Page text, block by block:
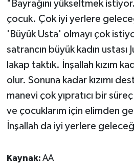
"Bayrağını yükseltmek
çocuk. Çok iyi yerlere
'Büyük Usta' olmayı çok
satrancın büyük kadın ustası
lakap taktık. İnşallah kızım
olur. Sonuna kadar kızımı
manevi çok yıpratıcı bir
ve çocuklarım için elimden
İnşallah da iyi yerlere
Kaynak: AA